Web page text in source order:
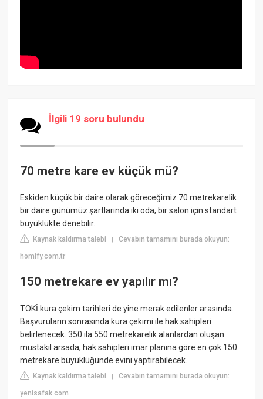
İlgili 19 soru bulundu
70 metre kare ev küçük mü?
Eskiden küçük bir daire olarak göreceğimiz 70 metrekarelik
bir daire günümüz şartlarında iki oda, bir salon için standart
büyüklükte denebilir.
Kaynak kaldırma talebi |Cevabın tamamını burada okuyun:
homify.com.tr
150 metrekare ev yapılır mı?
TOKİ kura çekim tarihleri de yine merak edilenler arasında.
Başvuruların sonrasında kura çekimi ile hak sahipleri
belirlenecek. 350 ila 550 metrekarelik alanlardan oluşan
müstakil arsada, hak sahipleri imar planına göre en çok 150
metrekare büyüklüğünde evini yaptırabilecek.
Kaynak kaldırma talebi |Cevabın tamamını burada okuyun:
yenisafak.com